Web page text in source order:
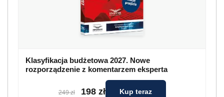
Klasyfikacja budżetowa 2027. Nowe
rozporządzenie z komentarzem eksperta
249 zł 198 zł Kup teraz